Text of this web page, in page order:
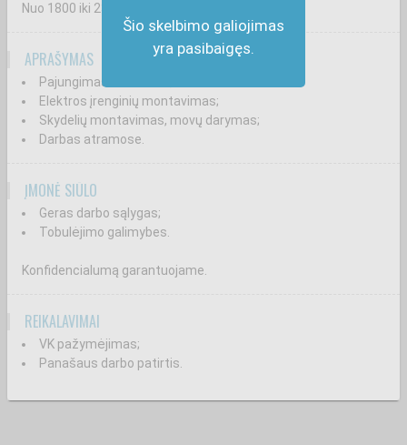
Šio skelbimo galiojimas
yra pasibaigęs.
Nuo 1800 iki 2300
APRAŠYMAS
Pajungimas ESO tinkle;
Elektros įrenginių montavimas;
Skydelių montavimas, movų darymas;
Darbas atramose.
ĮMONĖ SIŪLO
Geras darbo sąlygas;
Tobulėjimo galimybes.
Konfidencialumą garantuojame.
REIKALAVIMAI
VK pažymėjimas;
Panašaus darbo patirtis.